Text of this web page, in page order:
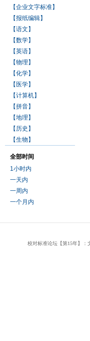
【企业文字标准】
【报纸编辑】
【语文】
【数学】
【英语】
【物理】
【化学】
【医学】
【计算机】
【拼音】
【地理】
【历史】
【生物】
全部时间
1小时内
一天内
一周内
一个月内
校对标准论坛【第15年】：